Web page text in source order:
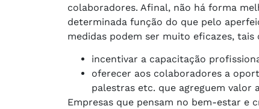
colaboradores. Afinal, não há forma
determinada função do que pelo
medidas podem ser muito eficazes, tais
incentivar a capacitação
oferecer aos colaboradores a
palestras etc. que agreguem valor
Empresas que pensam no bem-estar e